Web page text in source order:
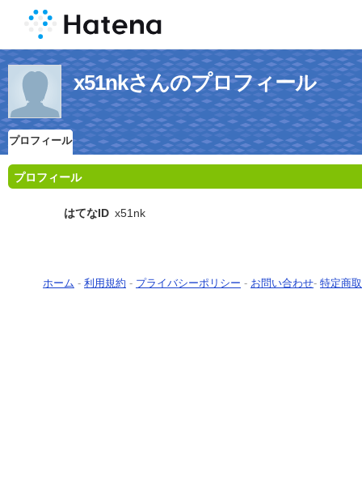
x51nkさんのプロフィール
プロフィール
プロフィール
はてなID x51nk
ホーム - 利用規約 - プライバシーポリシー - お問い合わせ- 特定商